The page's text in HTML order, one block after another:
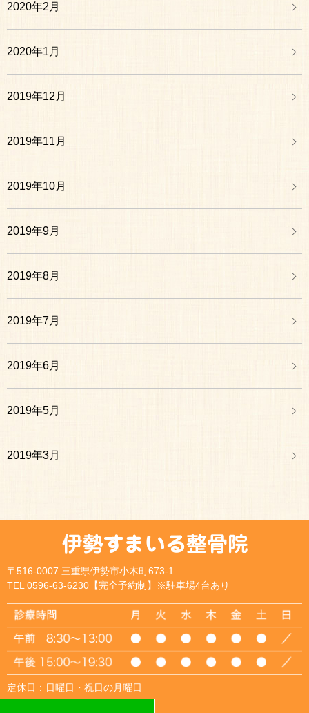
2020年2月
2020年1月
2019年12月
2019年11月
2019年10月
2019年9月
2019年8月
2019年7月
2019年6月
2019年5月
2019年3月
〒516-0007 三重県伊勢市小木町673-1
TEL 0596-63-6230【完全予約制】※駐車場4台あり
定休日：日曜日・祝日の月曜日